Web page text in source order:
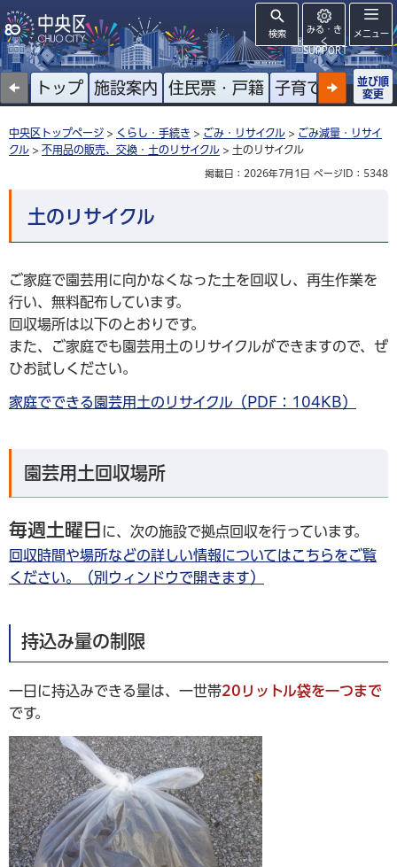
検索
みる・き
く
SUPPORT
メニュー
トップ 施設案内 住民票・戸籍 子育て 高齢者
並び順
変更
中央区トップページ > くらし・手続き > ごみ・リサイクル > ごみ減量・リサイ
クル > 不用品の販売、交換・土のリサイクル > 土のリサイクル
掲載日：2026年7月1日 ページID：5348
土のリサイクル
ご家庭で園芸用に向かなくなった土を回収し、再生作業を
行い、無料配布しています。
回収場所は以下のとおりです。
また、ご家庭でも園芸用土のリサイクルができますので、ぜ
ひお試しください。
家庭でできる園芸用土のリサイクル（PDF：104KB）
園芸用土回収場所
毎週土曜日 に、次の施設で拠点回収を行っています。
回収時間や場所などの詳しい情報についてはこちらをご覧
ください。（別ウィンドウで開きます）
持込み量の制限
一日に持込みできる量は、一世帯20リットル袋を一つまで
です。